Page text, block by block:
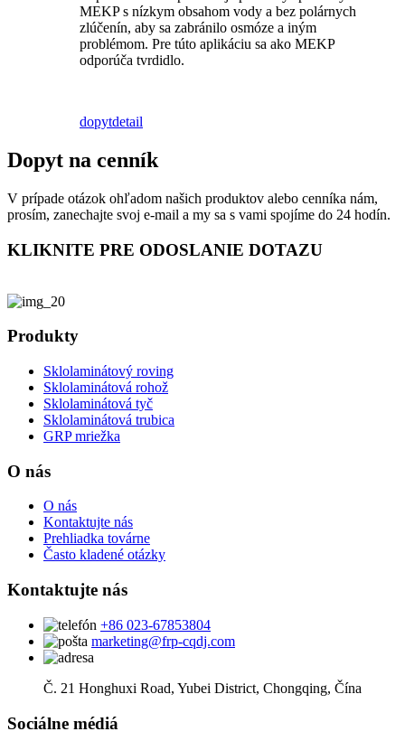
MEKP s nízkym obsahom vody a bez polárnych
zlúčenín, aby sa zabránilo osmóze a iným
problémom. Pre túto aplikáciu sa ako MEKP
odporúča tvrdidlo.
dopytdetail
Dopyt na cenník
V prípade otázok ohľadom našich produktov alebo cenníka nám,
prosím, zanechajte svoj e-mail a my sa s vami spojíme do 24 hodín.
KLIKNITE PRE ODOSLANIE DOTAZU
Produkty
Sklolaminátový roving
Sklolaminátová rohož
Sklolaminátová tyč
Sklolaminátová trubica
GRP mriežka
O nás
O nás
Kontaktujte nás
Prehliadka továrne
Často kladené otázky
Kontaktujte nás
+86 023-67853804
marketing@frp-cqdj.com
Č. 21 Honghuxi Road, Yubei District, Chongqing, Čína
Sociálne médiá